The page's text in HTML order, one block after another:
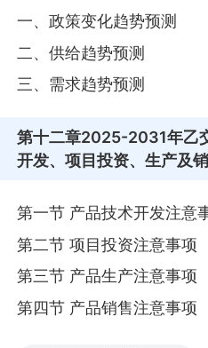
一、政策变化趋势预测
二、供给趋势预测
三、需求趋势预测
第十二章2025-2031年乙
开发、项目投资、生产及
第一节 产品技术开发注意
第二节 项目投资注意事项
第三节 产品生产注意事项
第四节 产品销售注意事项